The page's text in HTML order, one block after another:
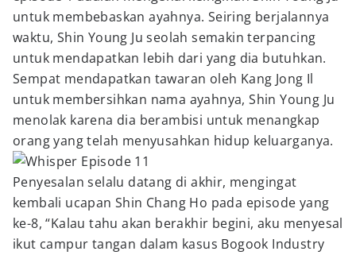
untuk membebaskan ayahnya. Seiring berjalannya
waktu, Shin Young Ju seolah semakin terpancing
untuk mendapatkan lebih dari yang dia butuhkan.
Sempat mendapatkan tawaran oleh Kang Jong Il
untuk membersihkan nama ayahnya, Shin Young Ju
menolak karena dia berambisi untuk menangkap
orang yang telah menyusahkan hidup keluarganya.
Penyesalan selalu datang di akhir, mengingat
kembali ucapan Shin Chang Ho pada episode yang
ke-8, “Kalau tahu akan berakhir begini, aku menyesal
ikut campur tangan dalam kasus Bogook Industry